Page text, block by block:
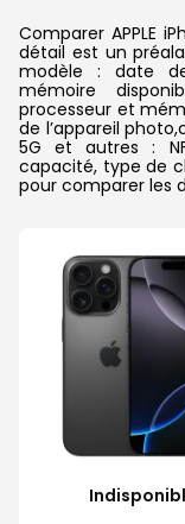
Comparer APPLE
détail est un
modèle : date
mémoire
processeur et
de l’appareil
5G et autres :
capacité, type de
pour comparer les